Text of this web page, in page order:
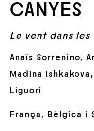
CANYES
Le vent dans les
Anaïs Sorrenino,
Madina
Liguori
França, Bèlgica i